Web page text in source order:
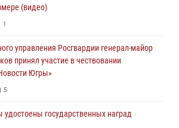
войск правопорядка почтили
Ивана Кирилловича Яковлева
ОМОН Росгвардии задержаны
мошенничестве
охраны Росгвардии отмечает
(видео)
1
управления Росгвардии генерал-майор
принял участие в чествовании
Югры»
5
государственных наград